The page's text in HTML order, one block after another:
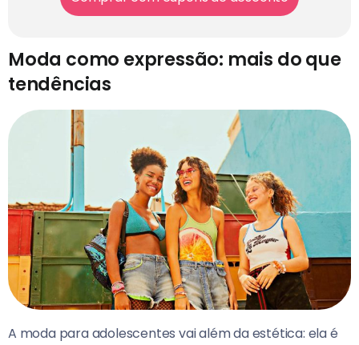
Moda como expressão: mais do que
tendências
A moda para adolescentes vai além da estética: ela é